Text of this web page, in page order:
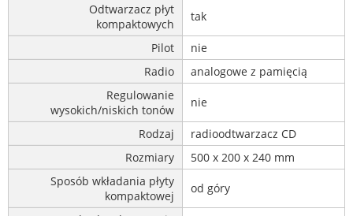
Odtwarzacz płyt
kompaktowych
tak
Pilot
nie
Radio
analogowe z pamięcią
Regulowanie
wysokich/niskich tonów
nie
Rodzaj
radioodtwarzacz CD
Rozmiary
500 x 200 x 240 mm
Sposób wkładania płyty
kompaktowej
od góry